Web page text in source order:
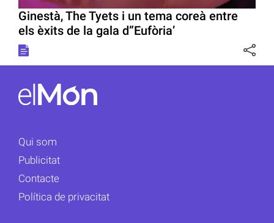
Ginestà, The Tyets i un tema coreà entre
els èxits de la gala d”Eufòria’
Qui som
Publicitat
Contacte
Política de privacitat